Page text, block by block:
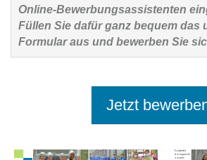
Online-Bewerbungsassistenten
Füllen Sie dafür ganz bequem das
Formular aus und bewerben Sie
Jetzt